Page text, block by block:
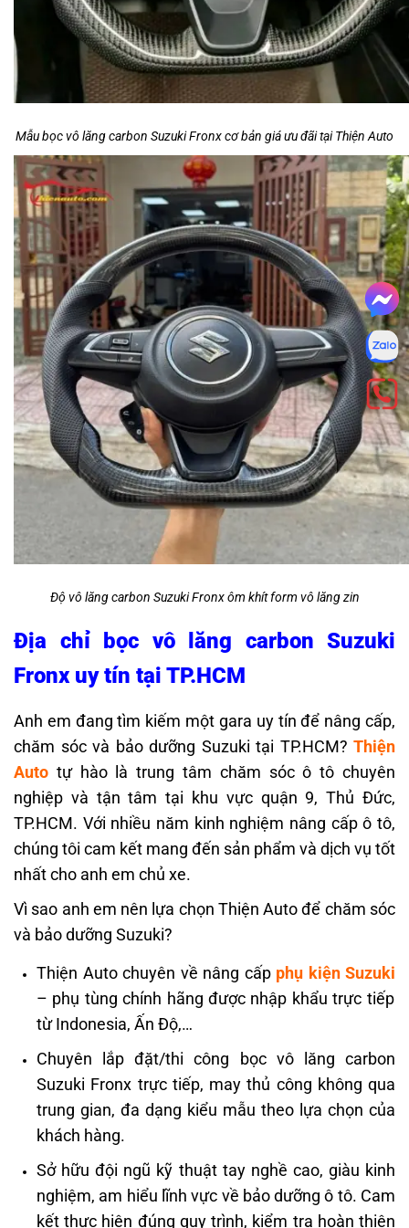
Mẫu bọc vô lăng carbon Suzuki Fronx cơ bản giá ưu đãi tại Thiện Auto
Độ vô lăng carbon Suzuki Fronx ôm khít form vô lăng zin
Địa chỉ bọc vô lăng carbon Suzuki
Fronx uy tín tại TP.HCM
Anh em đang tìm kiếm một gara uy tín để nâng cấp,
chăm sóc và bảo dưỡng Suzuki tại TP.HCM? Thiện
Auto tự hào là trung tâm chăm sóc ô tô chuyên
nghiệp và tận tâm tại khu vực quận 9, Thủ Đức,
TP.HCM. Với nhiều năm kinh nghiệm nâng cấp ô tô,
chúng tôi cam kết mang đến sản phẩm và dịch vụ tốt
nhất cho anh em chủ xe.
Vì sao anh em nên lựa chọn Thiện Auto để chăm sóc
và bảo dưỡng Suzuki?
Thiện Auto chuyên về nâng cấp phụ kiện Suzuki
– phụ tùng chính hãng được nhập khẩu trực tiếp
từ Indonesia, Ấn Độ,…
Chuyên lắp đặt/thi công bọc vô lăng carbon
Suzuki Fronx trực tiếp, may thủ công không qua
trung gian, đa dạng kiểu mẫu theo lựa chọn của
khách hàng.
Sở hữu đội ngũ kỹ thuật tay nghề cao, giàu kinh
nghiệm, am hiểu lĩnh vực về bảo dưỡng ô tô. Cam
kết thực hiện đúng quy trình, kiểm tra hoàn thiện